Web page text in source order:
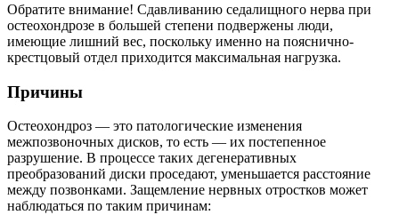
Обратите внимание! Сдавливанию седалищного нерва при
остеохондрозе в большей степени подвержены люди,
имеющие лишний вес, поскольку именно на пояснично-
крестцовый отдел приходится максимальная нагрузка.
Причины
Остеохондроз — это патологические изменения
межпозвоночных дисков, то есть — их постепенное
разрушение. В процессе таких дегенеративных
преобразований диски проседают, уменьшается расстояние
между позвонками. Защемление нервных отростков может
наблюдаться по таким причинам: